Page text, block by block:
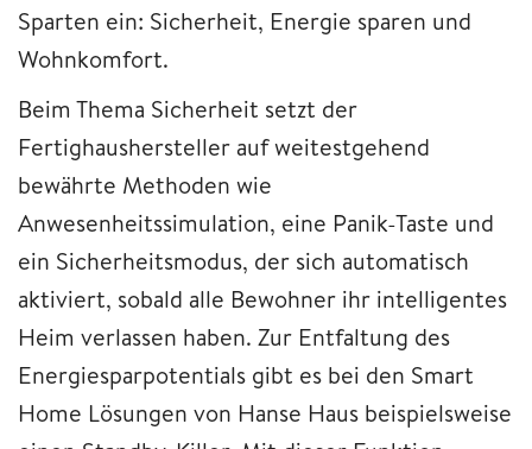
Sparten ein: Sicherheit, Energie sparen und
Wohnkomfort.
Beim Thema Sicherheit setzt der
Fertighaushersteller auf weitestgehend
bewährte Methoden wie
Anwesenheitssimulation, eine Panik-Taste und
ein Sicherheitsmodus, der sich automatisch
aktiviert, sobald alle Bewohner ihr intelligentes
Heim verlassen haben. Zur Entfaltung des
Energiesparpotentials gibt es bei den Smart
Home Lösungen von Hanse Haus beispielsweise